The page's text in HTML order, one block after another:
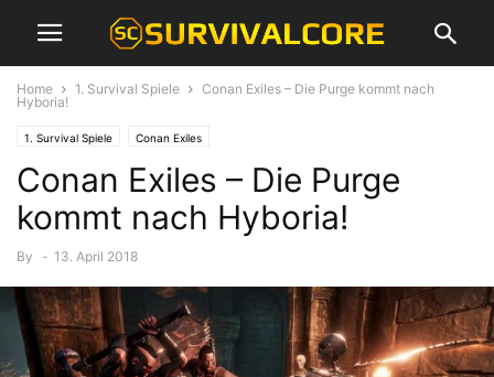
Home 1. Survival Spiele
Conan Exiles – Die Purge kommt nach
Hyboria!
1. Survival Spiele Conan Exiles
Conan Exiles – Die Purge
kommt nach Hyboria!
By - 13. April 2018